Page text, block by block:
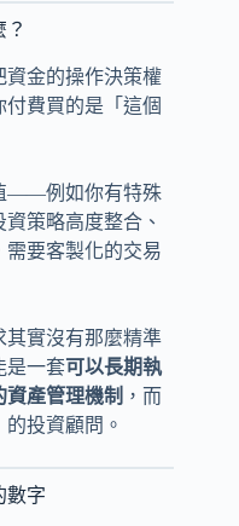
資金的操作決策權
費買的是「這個
——例如你有特殊
策略高度整合、
需要客製化的交易
其實沒有那麼精準
是一套可以長期執
產管理機制 ，而
投資顧問。
數字